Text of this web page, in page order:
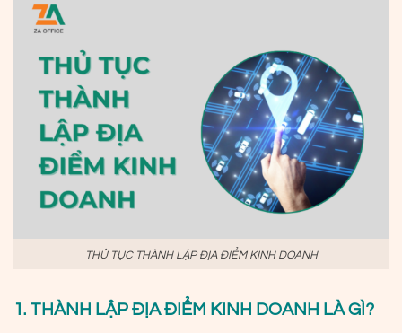
THỦ TỤC THÀNH LẬP ĐỊA ĐIỂM KINH DOANH
1. THÀNH LẬP ĐỊA ĐIỂM KINH DOANH LÀ GÌ?